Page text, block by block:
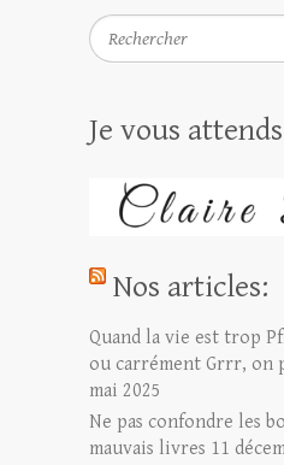
Rechercher
Je vous
Nos articles:
Quand la vie est trop
ou carrément Grrr, on
mai 2025
Ne pas confondre les
mauvais livres 11